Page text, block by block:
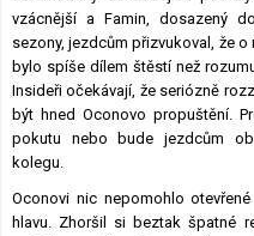
vzácnější a Famin, dosazený
sezony, jezdcům přizvukoval, že
bylo spíše dílem štěstí než
Insideři očekávají, že seriózně
být hned Oconovo propuštění.
pokutu nebo bude jezdcům
kolegu.
Oconovi nic nepomohlo
hlavu. Zhoršil si beztak špatné